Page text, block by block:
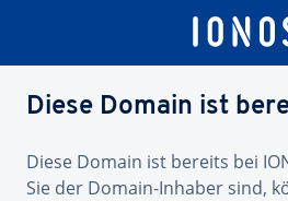
Diese Domain ist
Diese Domain ist bereits bei
Sie der Domain-Inhaber sind,